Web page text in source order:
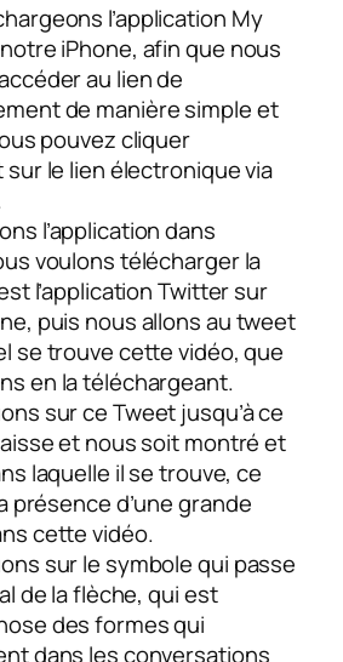
l’application My
iPhone, afin que nous
au lien de
de manière simple et
pouvez cliquer
le lien électronique via
l’application dans
voulons télécharger la
l’application Twitter sur
puis nous allons au tweet
se trouve cette vidéo, que
en la téléchargeant.
sur ce Tweet jusqu’à ce
et nous soit montré et
laquelle il se trouve, ce
présence d’une grande
cette vidéo.
sur le symbole qui passe
de la flèche, qui est
des formes qui
dans les conversations